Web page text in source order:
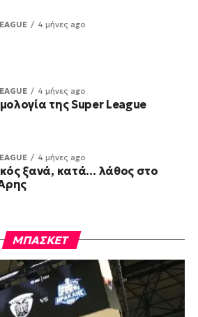
4 μήνες ago
4 μήνες ago
της Super League
4 μήνες ago
ξανά, κατά… λάθος στο
ΜΠΑΣΚΕΤ